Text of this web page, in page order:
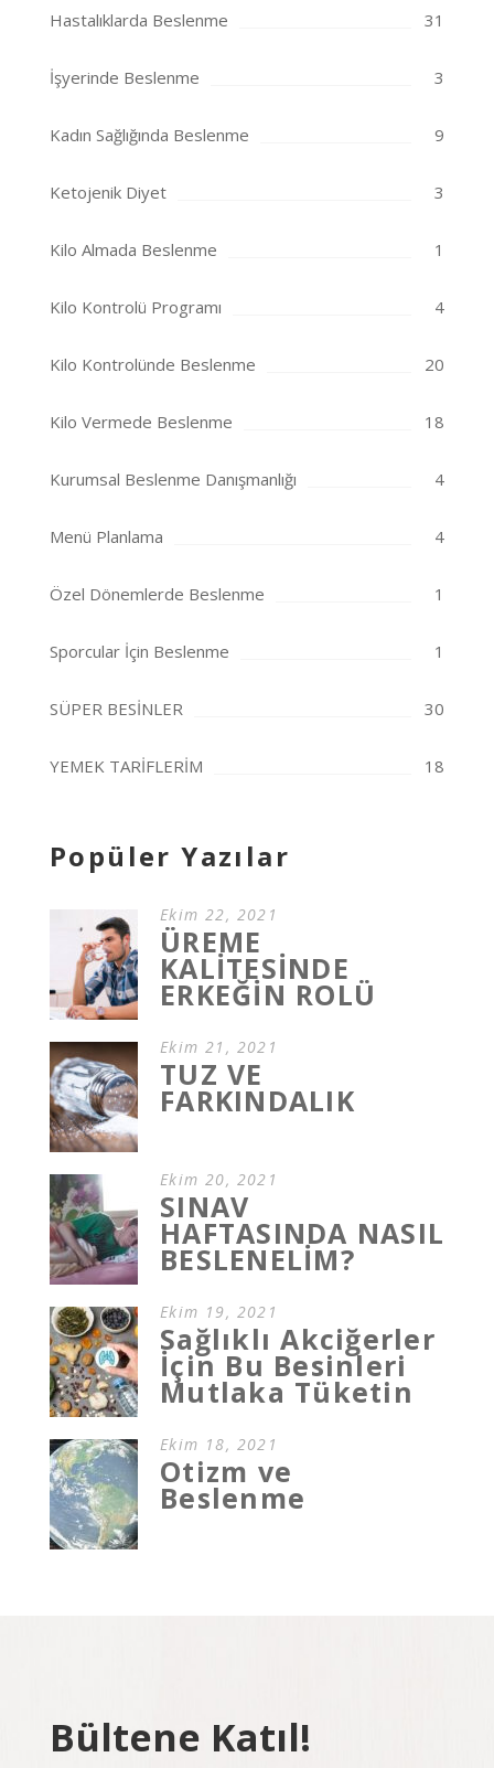
Hastalıklarda Beslenme 31
İşyerinde Beslenme 3
Kadın Sağlığında Beslenme 9
Ketojenik Diyet 3
Kilo Almada Beslenme 1
Kilo Kontrolü Programı 4
Kilo Kontrolünde Beslenme 20
Kilo Vermede Beslenme 18
Kurumsal Beslenme Danışmanlığı 4
Menü Planlama 4
Özel Dönemlerde Beslenme 1
Sporcular İçin Beslenme 1
SÜPER BESİNLER 30
YEMEK TARİFLERİM 18
Popüler Yazılar
Ekim 22, 2021
ÜREME
KALİTESİNDE
ERKEĞİN ROLÜ
Ekim 21, 2021
TUZ VE
FARKINDALIK
Ekim 20, 2021
SINAV
HAFTASINDA NASIL
BESLENELİM?
Ekim 19, 2021
Sağlıklı Akciğerler
İçin Bu Besinleri
Mutlaka Tüketin
Ekim 18, 2021
Otizm ve
Beslenme
Bültene Katıl!